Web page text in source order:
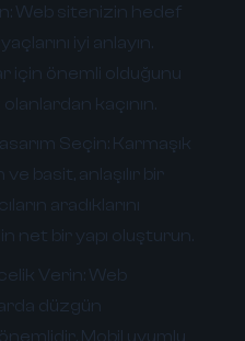
Web sitenizin hedef
iyi anlayın.
için önemli olduğunu
kaçının.
Seçin: Karmaşık
basit, anlaşılır bir
aradıklarını
net bir yapı oluşturun.
Verin: Web
düzgün
Mobil uyumlu